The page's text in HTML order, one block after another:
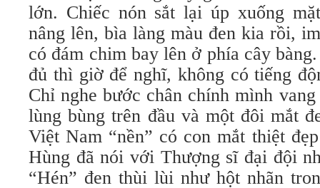
lớn. Chiếc nón sắt lại úp xuống
nâng lên, bìa làng màu đen kia rồi,
có đám chim bay lên ở phía cây
đủ thì giờ để nghĩ, không có tiếng
Chỉ nghe bước chân chính mình
lùng bùng trên đầu và một đôi mắt
Việt Nam “nền” có con mắt thiệt
Hùng đã nói với Thượng sĩ đại đội
“Hén” đen thùi lùi như hột nhãn